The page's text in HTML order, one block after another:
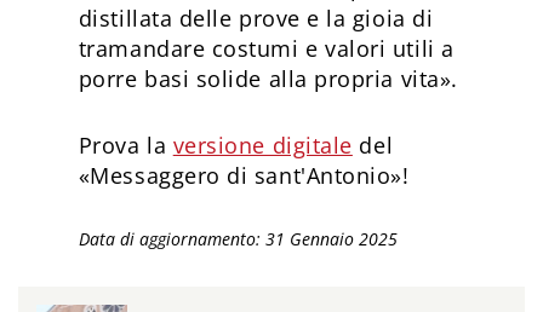
distillata delle prove e la gioia di
tramandare costumi e valori utili a
porre basi solide alla propria vita».
Prova la versione digitale del
«Messaggero di sant'Antonio»!
Data di aggiornamento: 31 Gennaio 2025